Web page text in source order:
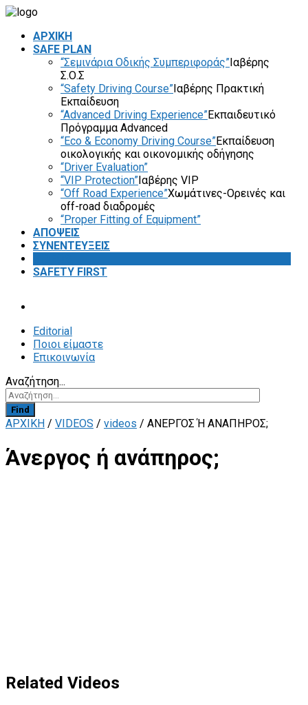
ΑΡΧΙΚΗ
SAFE PLAN
“Σεμινάρια Οδικής Συμπεριφοράς”Ιαβέρης
Σ.Ο.Σ
“Safety Driving Course”Ιαβέρης Πρακτική
Εκπαίδευση
“Advanced Driving Experience”Εκπαιδευτικό
Πρόγραμμα Advanced
“Eco & Economy Driving Course”Εκπαίδευση
οικολογικής και οικονομικής οδήγησης
“Driver Evaluation”
“VIP Protection”Ιαβέρης VIP
“Off Road Experience”Χωμάτινες-Ορεινές και
off-road διαδρομές
“Proper Fitting of Equipment”
ΑΠΟΨΕΙΣ
ΣΥΝΕΝΤΕΥΞΕΙΣ
SAFETY FIRST
Editorial
Ποιοι είμαστε
Επικοινωνία
Αναζήτηση...
Find
ΑΡΧΙΚΗ / VIDEOS / videos / ΆΝΕΡΓΟΣ Ή ΑΝΆΠΗΡΟΣ;
Άνεργος ή ανάπηρος;
Related Videos